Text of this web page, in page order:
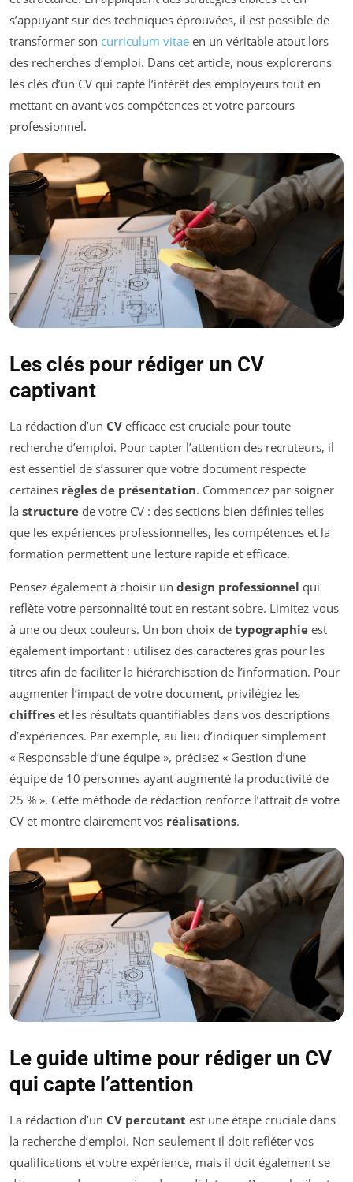
s’appuyant sur des techniques éprouvées, il est possible de
transformer son curriculum vitae en un véritable atout lors
des recherches d’emploi. Dans cet article, nous explorerons
les clés d’un CV qui capte l’intérêt des employeurs tout en
mettant en avant vos compétences et votre parcours
professionnel.
Les clés pour rédiger un CV
captivant
La rédaction d’un CV efficace est cruciale pour toute
recherche d’emploi. Pour capter l’attention des recruteurs, il
est essentiel de s’assurer que votre document respecte
certaines règles de présentation. Commencez par soigner
la structure de votre CV : des sections bien définies telles
que les expériences professionnelles, les compétences et la
formation permettent une lecture rapide et efficace.
Pensez également à choisir un design professionnel qui
reflète votre personnalité tout en restant sobre. Limitez-vous
à une ou deux couleurs. Un bon choix de typographie est
également important : utilisez des caractères gras pour les
titres afin de faciliter la hiérarchisation de l’information. Pour
augmenter l’impact de votre document, privilégiez les
chiffres et les résultats quantifiables dans vos descriptions
d’expériences. Par exemple, au lieu d’indiquer simplement
« Responsable d’une équipe », précisez « Gestion d’une
équipe de 10 personnes ayant augmenté la productivité de
25 % ». Cette méthode de rédaction renforce l’attrait de votre
CV et montre clairement vos réalisations.
Le guide ultime pour rédiger un CV
qui capte l’attention
La rédaction d’un CV percutant est une étape cruciale dans
la recherche d’emploi. Non seulement il doit refléter vos
qualifications et votre expérience, mais il doit également se